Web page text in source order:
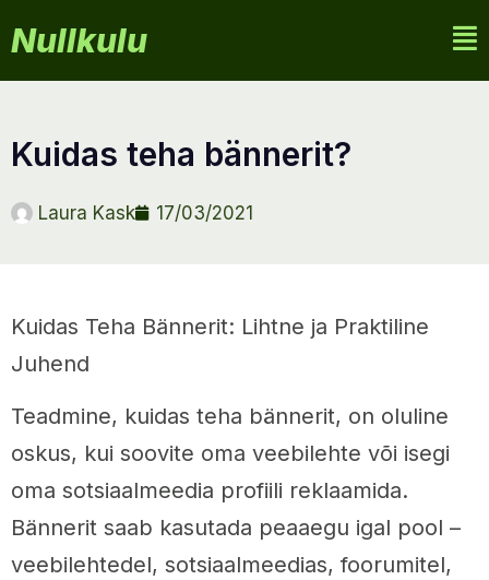
Nullkulu
kuidas teha bännerit?
Laura Kask 17/03/2021
Kuidas Teha Bännerit: Lihtne ja Praktiline
Juhend
Teadmine, kuidas teha bännerit, on oluline
oskus, kui soovite oma veebilehte või isegi
oma sotsiaalmeedia profiili reklaamida.
Bännerit saab kasutada peaaegu igal pool –
veebilehtedel, sotsiaalmeedias, foorumitel,